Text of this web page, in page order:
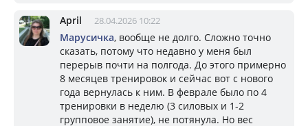
April 28.04.2026 10:22
Марусичка, вообще не долго. Сложно точно
сказать, потому что недавно у меня был
перерыв почти на полгода. До этого примерно
8 месяцев тренировок и сейчас вот с нового
года вернулась к ним. В феврале было по 4
тренировки в неделю (3 силовых и 1-2
групповое занятие), не потянула. Но вес